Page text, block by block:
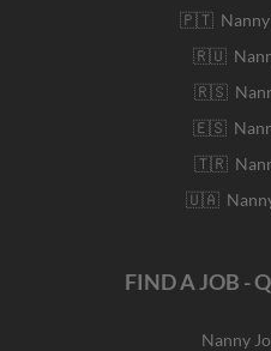
🇵🇹 Nanny
🇷🇺
🇷🇸
🇪🇸
🇹🇷
🇺🇦
FIND A JOB -
Nanny